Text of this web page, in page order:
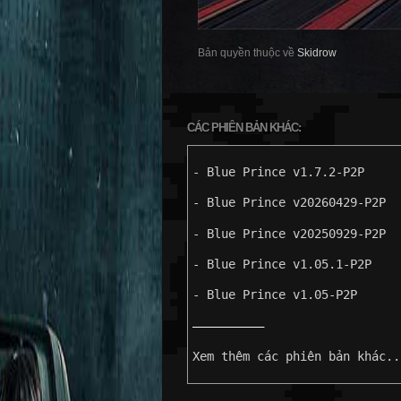
Bản quyền thuộc về Skidrow
CÁC PHIÊN BẢN KHÁC:
- Blue Prince v1.7.2-P2P
- Blue Prince v20260429-P2P
- Blue Prince v20250929-P2P
- Blue Prince v1.05.1-P2P
- Blue Prince v1.05-P2P
——————————
Xem thêm các phiên bản